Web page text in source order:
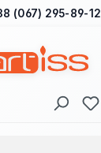
вмісту
(067) 295-89-12